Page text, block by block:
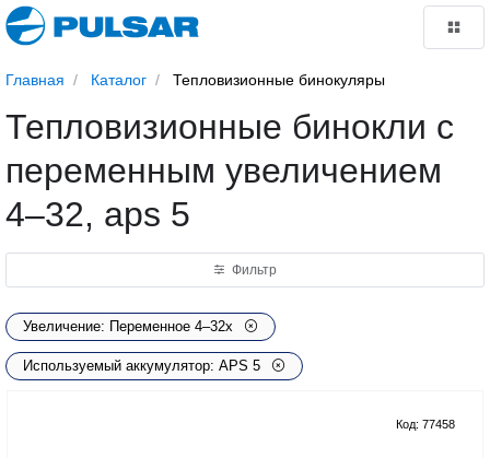
Главная Каталог Тепловизионные бинокуляры
Тепловизионные бинокли с
переменным увеличением
4–32, aps 5
Фильтр
Увеличение: Переменное 4–32x
Используемый аккумулятор: APS 5
Код: 77458